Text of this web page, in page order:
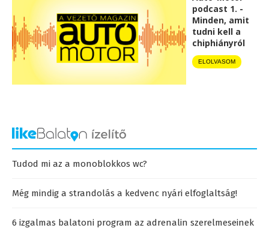
podcast 1. -
Minden, amit
tudni kell a
chiphiányról
ELOLVASOM
Tudod mi az a monoblokkos wc?
Még mindig a strandolás a kedvenc nyári elfoglaltság!
6 izgalmas balatoni program az adrenalin szerelmeseinek